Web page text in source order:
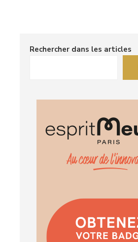
Rechercher dans les articles